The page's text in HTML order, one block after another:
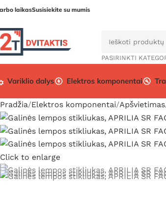
laikasSusisiekite su mumis
Variklio dalys Elektros komponentai
Pradžia Elektros komponentai Apšvietimas
Click to enlarge